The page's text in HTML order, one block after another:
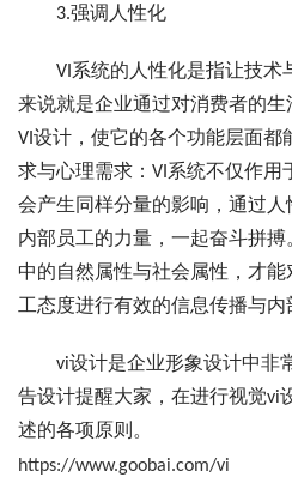
3.强调人性化
VI系统的人性化是指让技术
来说就是企业通过对消费者的
VI设计，使它的各个功能层面都
求与心理需求：VI系统不仅作用
会产生同样分量的影响，通过
内部员工的力量，一起奋斗拼
中的自然属性与社会属性，才
工态度进行有效的信息传播与内
vi设计是企业形象设计中非
告设计提醒大家，在进行视觉vi
述的各项原则。
https://www.goobai.com/vi